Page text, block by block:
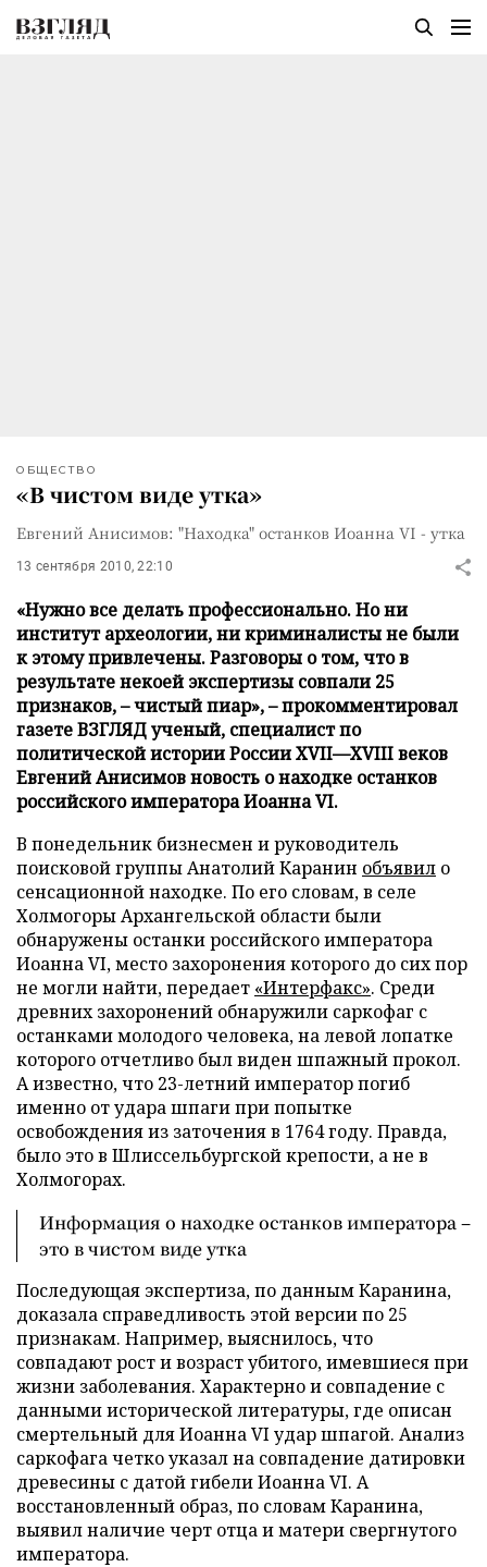
ОБЩЕСТВО
«В чистом виде утка»
Евгений Анисимов: "Находка" останков Иоанна VI - утка
13 сентября 2010, 22:10
«Нужно все делать профессионально. Но ни
институт археологии, ни криминалисты не были
к этому привлечены. Разговоры о том, что в
результате некоей экспертизы совпали 25
признаков, – чистый пиар», – прокомментировал
газете ВЗГЛЯД ученый, специалист по
политической истории России XVII—XVIII веков
Евгений Анисимов новость о находке останков
российского императора Иоанна VI.
В понедельник бизнесмен и руководитель
поисковой группы Анатолий Каранин объявил о
сенсационной находке. По его словам, в селе
Холмогоры Архангельской области были
обнаружены останки российского императора
Иоанна VI, место захоронения которого до сих пор
не могли найти, передает «Интерфакс». Среди
древних захоронений обнаружили саркофаг с
останками молодого человека, на левой лопатке
которого отчетливо был виден шпажный прокол.
А известно, что 23-летний император погиб
именно от удара шпаги при попытке
освобождения из заточения в 1764 году. Правда,
было это в Шлиссельбургской крепости, а не в
Холмогорах.
Информация о находке останков императора –
это в чистом виде утка
Последующая экспертиза, по данным Каранина,
доказала справедливость этой версии по 25
признакам. Например, выяснилось, что
совпадают рост и возраст убитого, имевшиеся при
жизни заболевания. Характерно и совпадение с
данными исторической литературы, где описан
смертельный для Иоанна VI удар шпагой. Анализ
саркофага четко указал на совпадение датировки
древесины с датой гибели Иоанна VI. А
восстановленный образ, по словам Каранина,
выявил наличие черт отца и матери свергнутого
императора.